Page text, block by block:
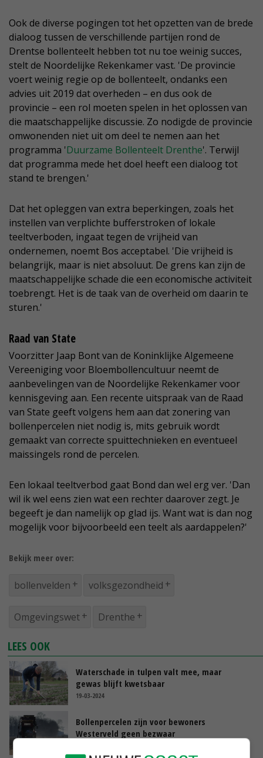
Ook de diverse pogingen tot het opzetten van de brede
dialoog tussen de verschillende partijen rond de
Drentse bollenteelt hebben tot nu toe weinig succes,
stelt de Noordelijke Rekenkamer vast. 'De provincie
voert weinig regie op de bollenteelt, ondanks een
advies uit 2019 dat overheden – en dus ook de
provincie – een rol moeten spelen in het oplossen van
die maatschappelijke discussie. Zo nodigde de provincie
omwonenden niet uit om deel te nemen aan het
programma 'Duurzame Bollenteelt Drenthe'. Terwijl
dat programma mede het doel heeft een dialoog tot
stand te brengen.'
Dat het opleggen van extra beperkingen, zoals het
instellen van verplichte bufferstroken of lokale
teeltverboden, ingaat tegen de vrijheid van
ondernemen, noemt Bos acceptabel. 'Die vrijheid is
belangrijk, maar is niet absoluut. De grens kan zijn de
maatschappelijke schade die een economische activiteit
toebrengt. Het is de taak van de overheid om daarin te
sturen.'
Raad van State
Voorzitter Jaap Bont van de Koninklijke Algemeene
Vereeniging voor Bloembollencultuur neemt de
aanbevelingen van de Noordelijke Rekenkamer voor
kennisgeving aan. Een recente uitspraak van de Raad
van State geeft volgens hem aan dat zonering van
bollenpercelen niet nodig is, mits gebruik wordt
gemaakt van correcte spuittechnieken en eventueel
maissingels rond de percelen.
Een lokaal teeltverbod gaat Bond dan wel erg ver. 'Dan
wil ik wel eens zien wat een rechter daarover zegt. Je
begeeft je dan namelijk op glad ijs. Want wat is dan nog
mogelijk voor bijvoorbeeld een teelt als aardappelen?'
Bekijk meer over:
bollenvelden volksgezondheid
Omgevingswet Drenthe
LEES OOK
Waterschade in tulpen valt mee, maar
gewas blijft kwetsbaar
19-03-2024
Bollenpercelen zijn voor bewoners
Westerveld geen bezwaar